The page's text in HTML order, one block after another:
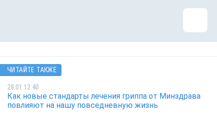
ЧИТАЙТЕ ТАКЖЕ
28.01 12:40
Как новые стандарты лечения гриппа от Минздрава
повлияют на нашу повседневную жизнь